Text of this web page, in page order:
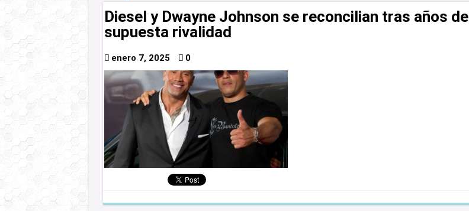
Diesel y Dwayne Johnson se reconcilian tras años de
supuesta rivalidad
enero 7, 2025 0